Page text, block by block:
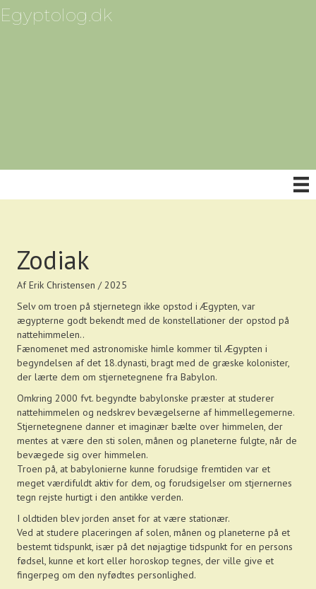
Egyptolog.dk
Zodiak
Af Erik Christensen / 2025
Selv om troen på stjernetegn ikke opstod i Ægypten, var
ægypterne godt bekendt med de konstellationer der opstod på
nattehimmelen..
Fænomenet med astronomiske himle kommer til Ægypten i
begyndelsen af det 18.dynasti, bragt med de græske kolonister,
der lærte dem om stjernetegnene fra Babylon.
Omkring 2000 fvt. begyndte babylonske præster at studerer
nattehimmelen og nedskrev bevægelserne af himmellegemerne.
Stjernetegnene danner et imaginær bælte over himmelen, der
mentes at være den sti solen, månen og planeterne fulgte, når de
bevægede sig over himmelen.
Troen på, at babylonierne kunne forudsige fremtiden var et
meget værdifuldt aktiv for dem, og forudsigelser om stjernernes
tegn rejste hurtigt i den antikke verden.
I oldtiden blev jorden anset for at være stationær.
Ved at studere placeringen af solen, månen og planeterne på et
bestemt tidspunkt, især på det nøjagtige tidspunkt for en persons
fødsel, kunne et kort eller horoskop tegnes, der ville give et
fingerpeg om den nyfødtes personlighed.